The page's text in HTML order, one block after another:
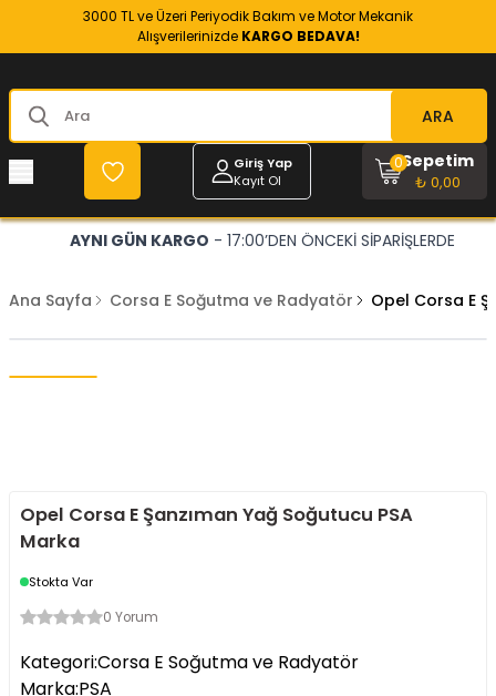
3000 TL ve Üzeri Periyodik Bakım ve Motor Mekanik
Alışverilerinizde KARGO BEDAVA!
ARA
Giriş Yap
Kayıt Ol
Sepetim
₺ 0,00
0
AYNI GÜN KARGO - 17:00’DEN ÖNCEKİ SİPARİŞLERDE
Ana Sayfa Corsa E Soğutma ve Radyatör Opel Corsa E
Opel Corsa E Şanzıman Yağ Soğutucu PSA
Marka
Stokta Var
0 Yorum
Kategori:Corsa E Soğutma ve Radyatör
Marka:PSA